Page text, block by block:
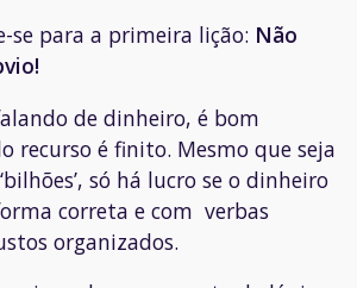
para a primeira lição: Não
de dinheiro, é bom
recurso é finito. Mesmo que seja
só há lucro se o dinheiro
correta e com verbas
organizados.